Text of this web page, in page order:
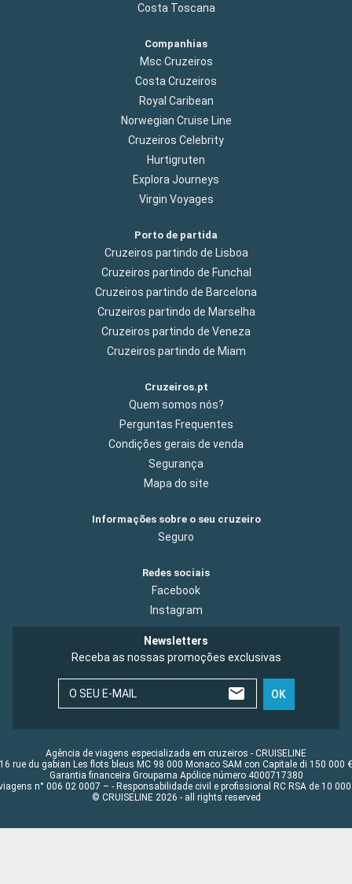
Costa Toscana
Companhias
Msc Cruzeiros
Costa Cruzeiros
Royal Caribean
Norwegian Cruise Line
Cruzeiros Celebrity
Hurtigruten
Explora Journeys
Virgin Voyages
Porto de partida
Cruzeiros partindo de Lisboa
Cruzeiros partindo de Funchal
Cruzeiros partindo de Barcelona
Cruzeiros partindo de Marselha
Cruzeiros partindo de Veneza
Cruzeiros partindo de Miam
Cruzeiros.pt
Quem somos nós?
Perguntas Frequentes
Condições gerais de venda
Segurança
Mapa do site
Informações sobre o seu cruzeiro
Seguro
Redes sociais
Facebook
Instagram
Newsletters
Receba as nossas promoções exclusivas
O SEU E-MAIL OK
Agência de viagens especializada em cruzeiros - CRUISELINE
16 rue du gabian Les flots bleus MC 98 000 Monaco SAM con Capitale di 150 000 €
Garantia financeira Groupama Apólice número 4000717380
n° 006 02 0007 – - Responsabilidade civil e profissional RC RSA de 10 000
© CRUISELINE 2026 - all rights reserved